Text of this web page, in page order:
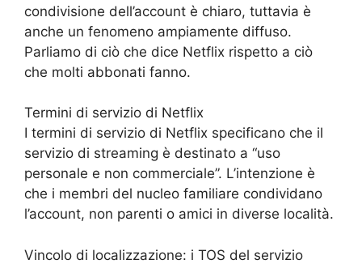
condivisione dell’account è chiaro, tuttavia è
anche un fenomeno ampiamente diffuso.
Parliamo di ciò che dice Netflix rispetto a ciò
che molti abbonati fanno.
Termini di servizio di Netflix
I termini di servizio di Netflix specificano che il
servizio di streaming è destinato a “uso
personale e non commerciale”. L’intenzione è
che i membri del nucleo familiare condividano
l’account, non parenti o amici in diverse località.
Vincolo di localizzazione: i TOS del servizio